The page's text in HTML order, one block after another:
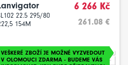
22.5 295/80
154M
6 266 Kč
261.08 €
VEŠKERÉ ZBOŽÍ JE MOŽNÉ VYZVEDOUT
V OLOMOUCI ZDARMA - BUDEME VÁS